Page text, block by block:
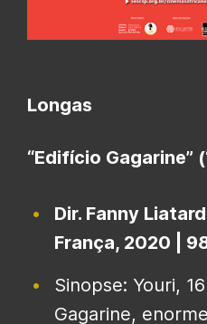
Longas
“Edifício Gagarine”
Dir. Fanny
França, 2020 |
Sinopse: Youri,
Gagarine,